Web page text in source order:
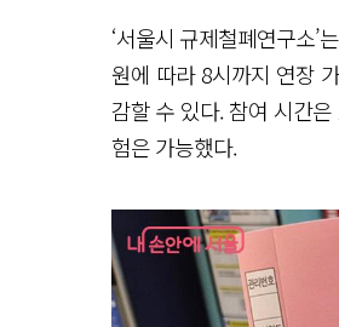
‘서울시 규제철폐연구소’는
원에 따라 8시까지 연장
감할 수 있다. 참여 시간
험은 가능했다.